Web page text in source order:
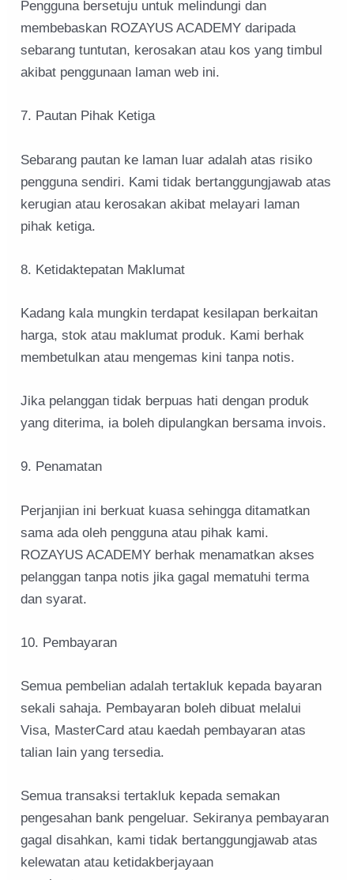
Pengguna bersetuju untuk melindungi dan
membebaskan ROZAYUS ACADEMY daripada
sebarang tuntutan, kerosakan atau kos yang timbul
akibat penggunaan laman web ini.
7. Pautan Pihak Ketiga
Sebarang pautan ke laman luar adalah atas risiko
pengguna sendiri. Kami tidak bertanggungjawab atas
kerugian atau kerosakan akibat melayari laman
pihak ketiga.
8. Ketidaktepatan Maklumat
Kadang kala mungkin terdapat kesilapan berkaitan
harga, stok atau maklumat produk. Kami berhak
membetulkan atau mengemas kini tanpa notis.
Jika pelanggan tidak berpuas hati dengan produk
yang diterima, ia boleh dipulangkan bersama invois.
9. Penamatan
Perjanjian ini berkuat kuasa sehingga ditamatkan
sama ada oleh pengguna atau pihak kami.
ROZAYUS ACADEMY berhak menamatkan akses
pelanggan tanpa notis jika gagal mematuhi terma
dan syarat.
10. Pembayaran
Semua pembelian adalah tertakluk kepada bayaran
sekali sahaja. Pembayaran boleh dibuat melalui
Visa, MasterCard atau kaedah pembayaran atas
talian lain yang tersedia.
Semua transaksi tertakluk kepada semakan
pengesahan bank pengeluar. Sekiranya pembayaran
gagal disahkan, kami tidak bertanggungjawab atas
kelewatan atau ketidakberjayaan